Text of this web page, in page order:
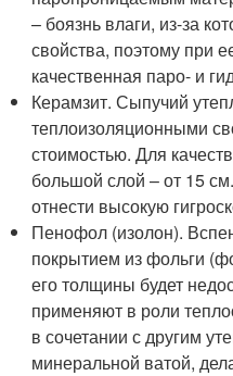
– боязнь влаги, из-за
свойства, поэтому при
качественная паро- и
Керамзит. Сыпучий
теплоизоляционными
стоимостью. Для
большой слой – от 15
отнести высокую
Пенофол (изолон).
покрытием из фольги
его толщины будет
применяют в роли
в сочетании с другим
минеральной ватой,